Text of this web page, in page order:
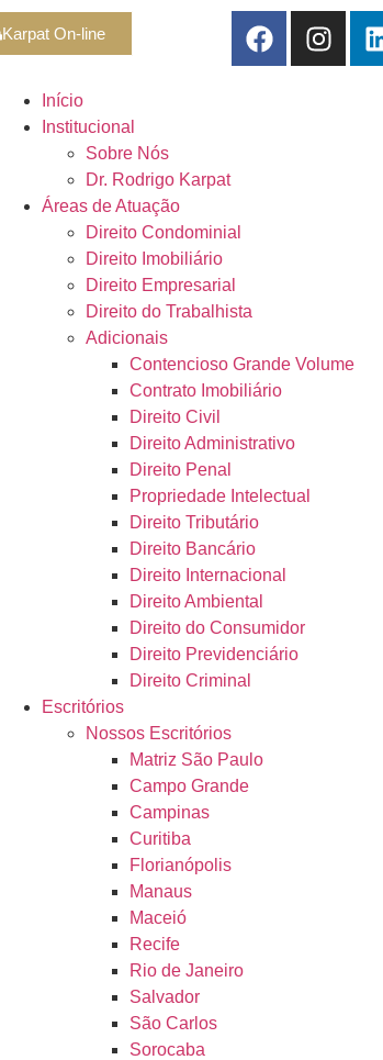
Karpat On-line
Início
Institucional
Sobre Nós
Dr. Rodrigo Karpat
Áreas de Atuação
Direito Condominial
Direito Imobiliário
Direito Empresarial
Direito do Trabalhista
Adicionais
Contencioso Grande Volume
Contrato Imobiliário
Direito Civil
Direito Administrativo
Direito Penal
Propriedade Intelectual
Direito Tributário
Direito Bancário
Direito Internacional
Direito Ambiental
Direito do Consumidor
Direito Previdenciário
Direito Criminal
Escritórios
Nossos Escritórios
Matriz São Paulo
Campo Grande
Campinas
Curitiba
Florianópolis
Manaus
Maceió
Recife
Rio de Janeiro
Salvador
São Carlos
Sorocaba